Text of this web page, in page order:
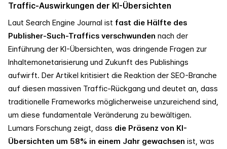
Traffic-Auswirkungen der KI-Übersichten
Laut Search Engine Journal ist fast die Hälfte des
Publisher-Such-Traffics verschwunden nach der
Einführung der KI-Übersichten, was dringende Fragen zur
Inhaltemonetarisierung und Zukunft des Publishings
aufwirft. Der Artikel kritisiert die Reaktion der SEO-Branche
auf diesen massiven Traffic-Rückgang und deutet an, dass
traditionelle Frameworks möglicherweise unzureichend sind,
um diese fundamentale Veränderung zu bewältigen.
Lumars Forschung zeigt, dass die Präsenz von KI-
Übersichten um 58% in einem Jahr gewachsen ist, was